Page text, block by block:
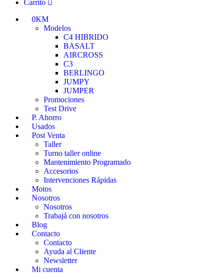
Carrito
0KM
Modelos
C4 HIBRIDO
BASALT
AIRCROSS
C3
BERLINGO
JUMPY
JUMPER
Promociones
Test Drive
P. Ahorro
Usados
Post Venta
Taller
Turno taller online
Mantenimiento Programado
Accesorios
Intervenciones Rápidas
Motos
Nosotros
Nosotros
Trabajá con nosotros
Blog
Contacto
Contacto
Ayuda al Cliente
Newsletter
Mi cuenta